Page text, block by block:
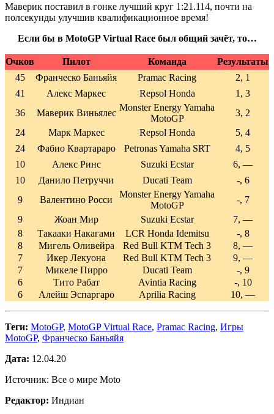
Маверик поставил в гонке лучший круг 1:21.114, почти на
полсекунды улучшив квалификационное время!
Если бы в MotoGP Virtual Race был общий зачёт, то…
Очков Пилот Команда
Результаты
45
Франческо Баньяйя Pramac Racing
2, 1
41
Алекс Маркес Repsol Honda
1, 3
36
Маверик Виньялес
Monster Energy Yamaha
MotoGP
3, 2
24
Марк Маркес Repsol Honda
5, 4
24
Фабио Квартараро Petronas Yamaha SRT
4, 5
10
Алекс Ринс Suzuki Ecstar
6, —
10
Данило Петруччи Ducati Team
-, 6
9
Валентино Росси
Monster Energy Yamaha
MotoGP
-, 7
9
Жоан Мир Suzuki Ecstar
7, —
8
Такааки Накагами LCR Honda Idemitsu
-, 8
8
Мигель Оливейра Red Bull KTM Tech 3
8, —
7
Икер Лекуона Red Bull KTM Tech 3
9, —
7
Микеле Пирро Ducati Team
-, 9
6
Тито Рабат Avintia Racing
-, 10
6
Алейш Эспаргаро Aprilia Racing 10, —
Теги: MotoGP, MotoGP Virtual Race, Pramac Racing, Игры
MotoGP, Франческо Баньяйя
Дата: 12.04.20
Источник: Все о мире Moto
Редактор: Индиан